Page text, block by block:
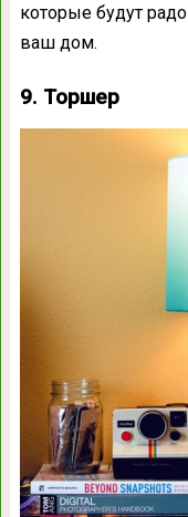
которые будут
ваш дом.
9. Торшер